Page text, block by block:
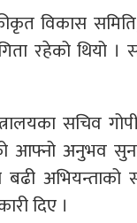
विकास समिति,
रहेको थियो
सचिव
अनुभव
अभियन्ताको
दिए ।